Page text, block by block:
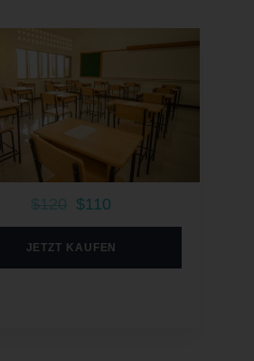
$120 $110
JETZT KAUFEN